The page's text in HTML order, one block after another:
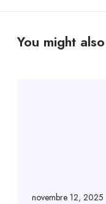
You might
novembre 12, 2025